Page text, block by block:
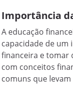
Importância
A educação
capacidade de um
financeira e tomar
com conceitos
comuns que